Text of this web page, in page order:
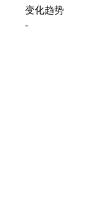
变化趋势
-